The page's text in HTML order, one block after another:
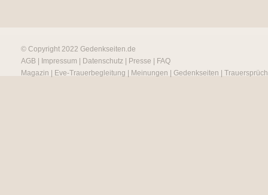
© Copyright 2022 Gedenkseiten.de
AGB
Impressum Datenschutz Presse
FAQ
Magazin
Eve-Trauerbegleitung Meinungen Gedenkseiten